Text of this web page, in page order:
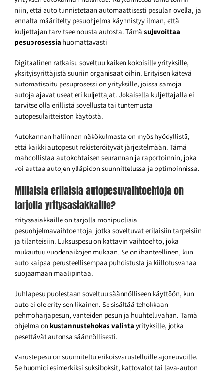
niin, että auto tunnistetaan automaattisesti pesulan ovella, ja
ennalta määritelty pesuohjelma käynnistyy ilman, että
kuljettajan tarvitsee nousta autosta. Tämä sujuvoittaa
pesuprosessia huomattavasti.
Digitaalinen ratkaisu soveltuu kaiken kokoisille yrityksille,
yksityisyrittäjistä suuriin organisaatioihin. Erityisen kätevä
automatisoitu pesuprosessi on yrityksille, joissa samoja
autoja ajavat useat eri kuljettajat. Jokaisella kuljettajalla ei
tarvitse olla erillistä sovellusta tai tuntemusta
autopesulaitteiston käytöstä.
Autokannan hallinnan näkökulmasta on myös hyödyllistä,
että kaikki autopesut rekisteröityvät järjestelmään. Tämä
mahdollistaa autokohtaisen seurannan ja raportoinnin, joka
voi auttaa autojen ylläpidon suunnittelussa ja optimoinnissa.
Millaisia erilaisia autopesuvaihtoehtoja on
tarjolla yritysasiakkaille?
Yritysasiakkaille on tarjolla monipuolisia
pesuohjelmavaihtoehtoja, jotka soveltuvat erilaisiin tarpeisiin
ja tilanteisiin. Luksuspesu on kattavin vaihtoehto, joka
mukautuu vuodenaikojen mukaan. Se on ihanteellinen, kun
auto kaipaa perusteellisempaa puhdistusta ja kiillotusvahaa
suojaamaan maalipintaa.
Juhlapesu puolestaan soveltuu säännölliseen käyttöön, kun
auto ei ole erityisen likainen. Se sisältää tehokkaan
pehmoharjapesun, vanteiden pesun ja huuhteluvahan. Tämä
ohjelma on kustannustehokas valinta yrityksille, jotka
pesettävät autonsa säännöllisesti.
Varustepesu on suunniteltu erikoisvarustelluille ajoneuvoille.
Se huomioi esimerkiksi suksiboksit, kattovalot tai lava-auton